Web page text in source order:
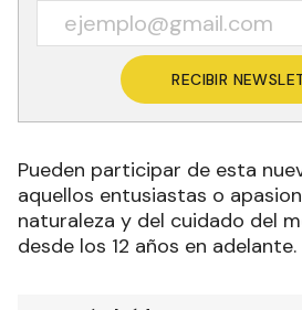
RECIBIR
Pueden participar de esta
aquellos entusiastas o
naturaleza y del cuidado del
desde los 12 años en adelante.